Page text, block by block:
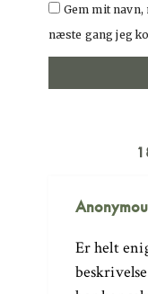
Gem mit
næste gang jeg
Er helt